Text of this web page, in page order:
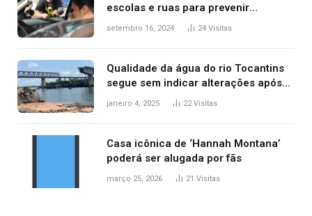
escolas e ruas para prevenir
acidentes no trânsito no AP
setembro 16, 2024 24 Visitas
Qualidade da água do rio Tocantins
segue sem indicar alterações após
desabamento da ponte entre MA e
janeiro 4, 2025 22Visitas
Casa icônica de ‘Hannah Montana’
poderá ser alugada por fãs
março 25, 2026 21 Visitas